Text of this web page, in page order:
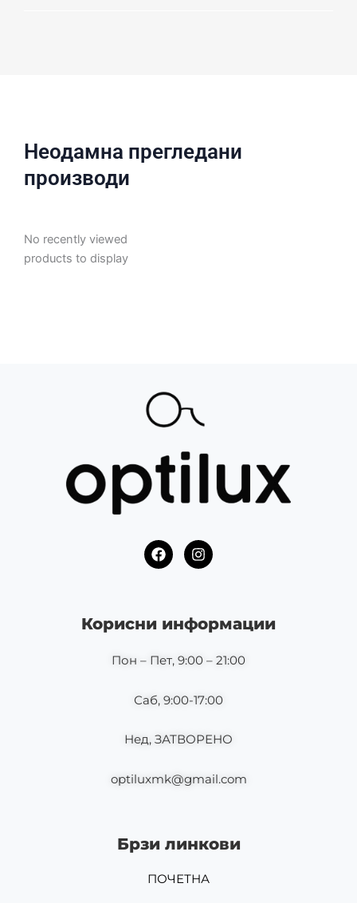
Неодамна прегледани
производи
No recently viewed
products to display
F
a
o
o
I
n
g
r
m
Корисни информации
Пон – Пет, 9:00 – 21:00
Саб, 9:00-17:00
Нед, ЗАТВОРЕНО
optiluxmk@gmail.com
Брзи линкови
ПОЧЕТНА